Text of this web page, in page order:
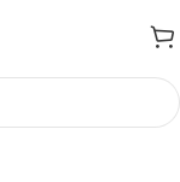
Avec Sim